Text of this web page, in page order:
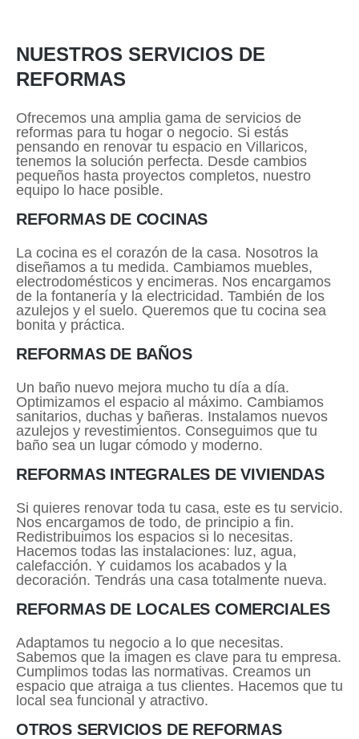
NUESTROS SERVICIOS DE
REFORMAS
Ofrecemos una amplia gama de servicios de
reformas para tu hogar o negocio. Si estás
pensando en renovar tu espacio en Villaricos,
tenemos la solución perfecta. Desde cambios
pequeños hasta proyectos completos, nuestro
equipo lo hace posible.
REFORMAS DE COCINAS
La cocina es el corazón de la casa. Nosotros la
diseñamos a tu medida. Cambiamos muebles,
electrodomésticos y encimeras. Nos encargamos
de la fontanería y la electricidad. También de los
azulejos y el suelo. Queremos que tu cocina sea
bonita y práctica.
REFORMAS DE BAÑOS
Un baño nuevo mejora mucho tu día a día.
Optimizamos el espacio al máximo. Cambiamos
sanitarios, duchas y bañeras. Instalamos nuevos
azulejos y revestimientos. Conseguimos que tu
baño sea un lugar cómodo y moderno.
REFORMAS INTEGRALES DE VIVIENDAS
Si quieres renovar toda tu casa, este es tu servicio.
Nos encargamos de todo, de principio a fin.
Redistribuimos los espacios si lo necesitas.
Hacemos todas las instalaciones: luz, agua,
calefacción. Y cuidamos los acabados y la
decoración. Tendrás una casa totalmente nueva.
REFORMAS DE LOCALES COMERCIALES
Adaptamos tu negocio a lo que necesitas.
Sabemos que la imagen es clave para tu empresa.
Cumplimos todas las normativas. Creamos un
espacio que atraiga a tus clientes. Hacemos que tu
local sea funcional y atractivo.
OTROS SERVICIOS DE REFORMAS